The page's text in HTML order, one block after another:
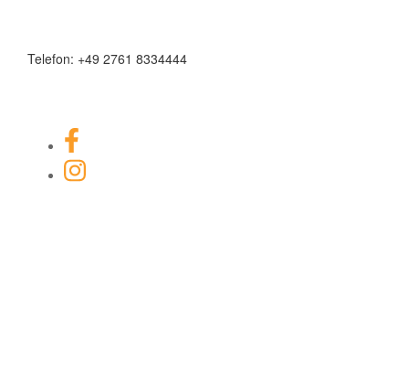
Telefon: +49 2761 8334444
Facebook-Link
Instagram Link